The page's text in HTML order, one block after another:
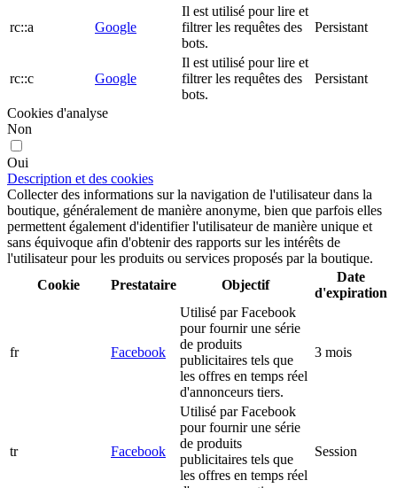
rc::a Google
Il est utilisé pour lire et
filtrer les requêtes des
bots.
Persistant
rc::c Google
Il est utilisé pour lire et
filtrer les requêtes des
bots.
Persistant
Cookies d'analyse
Non
Oui
Description et des cookies
Collecter des informations sur la navigation de l'utilisateur dans la
boutique, généralement de manière anonyme, bien que parfois elles
permettent également d'identifier l'utilisateur de manière unique et
sans équivoque afin d'obtenir des rapports sur les intérêts de
l'utilisateur pour les produits ou services proposés par la boutique.
Cookie
Prestataire Objectif
Date
d'expiration
fr Facebook
Utilisé par Facebook
pour fournir une série
de produits
publicitaires tels que
les offres en temps réel
d'annonceurs tiers.
3 mois
tr Facebook
Utilisé par Facebook
pour fournir une série
de produits
publicitaires tels que
les offres en temps réel
Session